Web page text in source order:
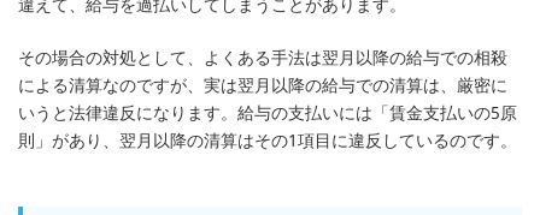
その場合の対処として、よくある手法は翌月以降の給与での相殺
による清算なのですが、実は翌月以降の給与での清算は、厳密に
いうと法律違反になります。給与の支払いには「賃金支払いの5原
則」があり、翌月以降の清算はその1項目に違反しているのです。